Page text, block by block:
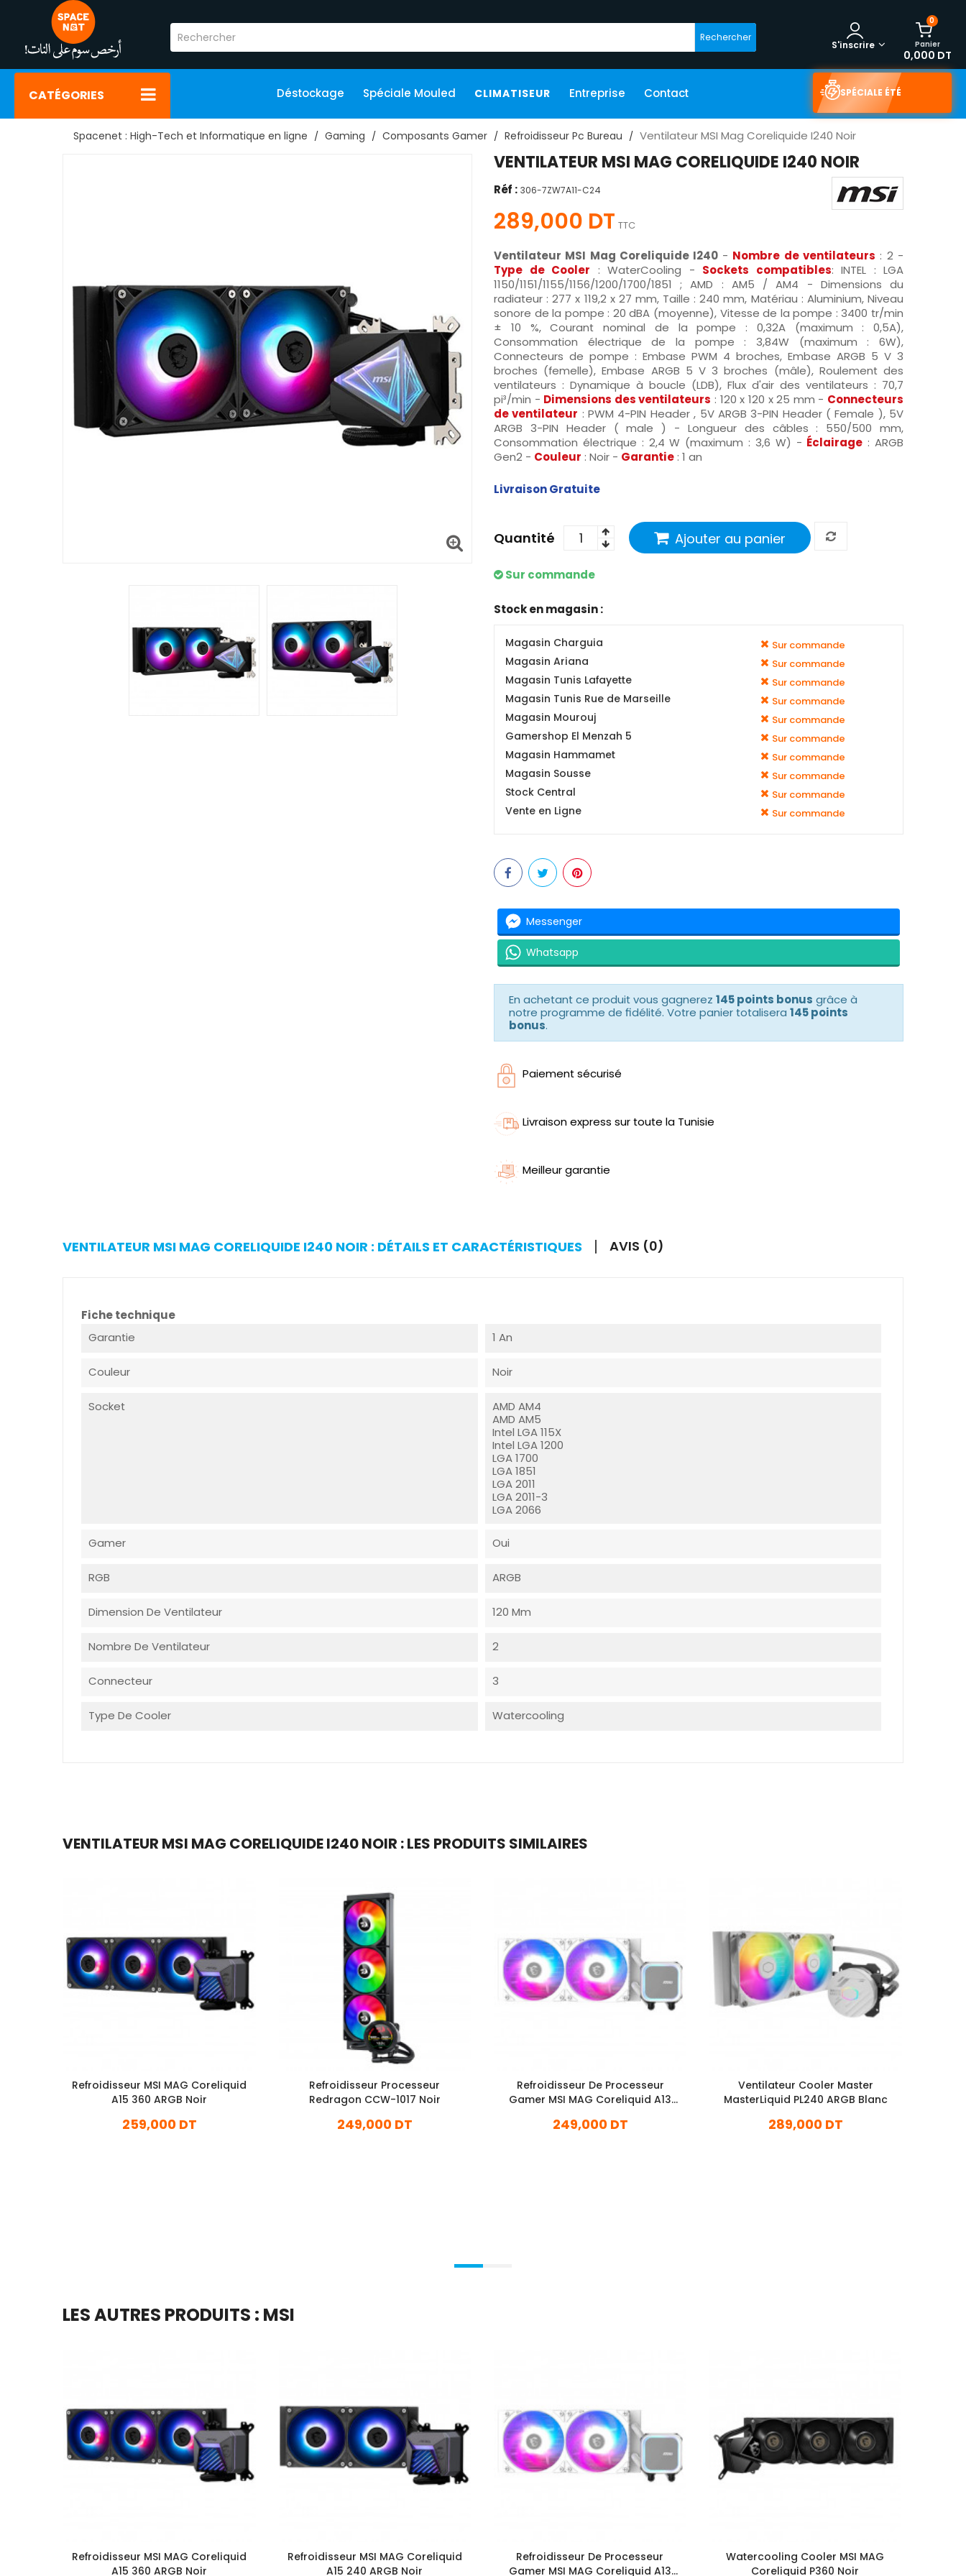
Rechercher
0
Panier
0,000 DT
S'inscrire
CATÉGORIES Déstockage Spéciale Mouled CLIMATISEUR Entreprise Contact SPÉCIALE ÉTÉ
Spacenet : High-Tech et Informatique en ligne Gaming Composants Gamer Refroidisseur Pc Bureau Ventilateur MSI Mag Coreliquide I240 Noir
VENTILATEUR MSI MAG CORELIQUIDE I240 NOIR
Réf : 306-7ZW7A11-C24
289,000 DT TTC
Ventilateur MSI Mag Coreliquide I240 - Nombre de ventilateurs : 2 -
Type de Cooler : WaterCooling - Sockets compatibles: INTEL : LGA
1150/1151/1155/1156/1200/1700/1851 ; AMD : AM5 / AM4 - Dimensions du
radiateur : 277 x 119,2 x 27 mm, Taille : 240 mm, Matériau : Aluminium, Niveau
sonore de la pompe : 20 dBA (moyenne), Vitesse de la pompe : 3400 tr/min
± 10 %, Courant nominal de la pompe : 0,32A (maximum : 0,5A),
Consommation électrique de la pompe : 3,84W (maximum : 6W),
Connecteurs de pompe : Embase PWM 4 broches, Embase ARGB 5 V 3
broches (femelle), Embase ARGB 5 V 3 broches (mâle), Roulement des
ventilateurs : Dynamique à boucle (LDB), Flux d'air des ventilateurs : 70,7
pi³/min - Dimensions des ventilateurs : 120 x 120 x 25 mm - Connecteurs
de ventilateur : PWM 4-PIN Header , 5V ARGB 3-PIN Header ( Female ), 5V
ARGB 3-PIN Header ( male ) - Longueur des câbles : 550/500 mm,
Consommation électrique : 2,4 W (maximum : 3,6 W) - Éclairage : ARGB
Gen2 - Couleur : Noir - Garantie : 1 an
Livraison Gratuite
Quantité Ajouter au panier
Sur commande
Stock en magasin :
Magasin Charguia Sur commande
Magasin Ariana Sur commande
Magasin Tunis Lafayette Sur commande
Magasin Tunis Rue de Marseille Sur commande
Magasin Mourouj Sur commande
Gamershop El Menzah 5 Sur commande
Magasin Hammamet Sur commande
Magasin Sousse Sur commande
Stock Central Sur commande
Vente en Ligne Sur commande
Messenger
Whatsapp
En achetant ce produit vous gagnerez 145 points bonus grâce à
notre programme de fidélité. Votre panier totalisera 145 points
bonus.
Paiement sécurisé
Livraison express sur toute la Tunisie
Meilleur garantie
VENTILATEUR MSI MAG CORELIQUIDE I240 NOIR : DÉTAILS ET CARACTÉRISTIQUES AVIS (0)
Fiche technique
Garantie
1 An
Couleur Noir
Socket
AMD AM4
AMD AM5
Intel LGA 115X
Intel LGA 1200
LGA 1700
LGA 1851
LGA 2011
LGA 2011-3
LGA 2066
Gamer Oui
RGB ARGB
Dimension De Ventilateur 120 Mm
Nombre De Ventilateur 2
Connecteur 3
Type De Cooler Watercooling
VENTILATEUR MSI MAG CORELIQUIDE I240 NOIR : LES PRODUITS SIMILAIRES
Refroidisseur MSI MAG Coreliquid
A15 360 ARGB Noir
259,000 DT
Refroidisseur Processeur
Redragon CCW-1017 Noir
249,000 DT
Refroidisseur De Processeur
Gamer MSI MAG Coreliquid A13
249,000 DT
Ventilateur Cooler Master
MasterLiquid PL240 ARGB Blanc
289,000 DT
LES AUTRES PRODUITS : MSI
Refroidisseur MSI MAG Coreliquid
A15 360 ARGB Noir
Refroidisseur MSI MAG Coreliquid
A15 240 ARGB Noir
Refroidisseur De Processeur
Gamer MSI MAG Coreliquid A13
Watercooling Cooler MSI MAG
Coreliquid P360 Noir